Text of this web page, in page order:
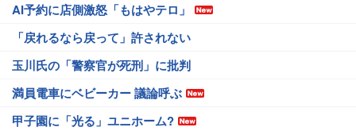
AI予約に店側激怒「もはやテロ」
「戻れるなら戻って」許されない
玉川氏の「警察官が死刑」に批判
満員電車にベビーカー 議論呼ぶ
甲子園に「光る」ユニホーム?